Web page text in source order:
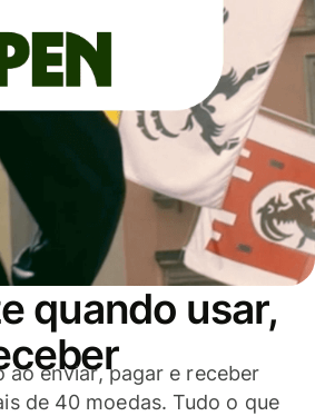
quando usar,
ao enviar, pagar e receber
de 40 moedas. Tudo o que